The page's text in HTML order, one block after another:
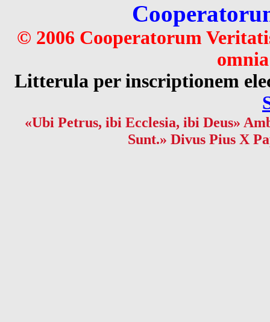
© 2006 Cooperatorum
Litterula per inscriptionem
«Ubi Petrus, ibi Ecclesia, ibi Deus»
Sunt.» Divus Pius X